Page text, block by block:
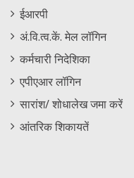
Footer
Menu
ईआरपी
अं.वि.त्व.कें. मेल लॉगिन
कर्मचारी निदेशिका
एपीएआर लॉगिन
सारांश/ शोधालेख जमा करें
आंतरिक शिकायतें